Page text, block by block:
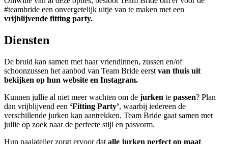
#teambride een onvergetelijk uitje van te maken met een
vrijblijvende fitting party.
Diensten
De bruid kan samen met haar vriendinnen, zussen en/of
schoonzussen het aanbod van Team Bride eerst van thuis uit
bekijken op hun website en Instagram.
Kunnen jullie al niet meer wachten om de jurken te passen? Plan
dan vrijblijvend een ‘Fitting Party’, waarbij iedereen de
verschillende jurken kan aantrekken. Team Bride gaat samen met
jullie op zoek naar de perfecte stijl en pasvorm.
Hun naaiatelier zorgt ervoor dat alle jurken perfect op maat